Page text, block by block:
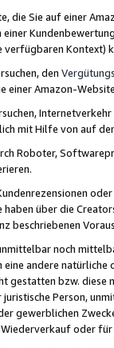
die Sie auf einer
verfügbaren Kontext)
den
einer Amazon-
mit Hilfe von auf
Roboter,
haben über die
beschriebenen
noch
andere natürliche
gestatten bzw. diese
Person,
gewerblichen
oder